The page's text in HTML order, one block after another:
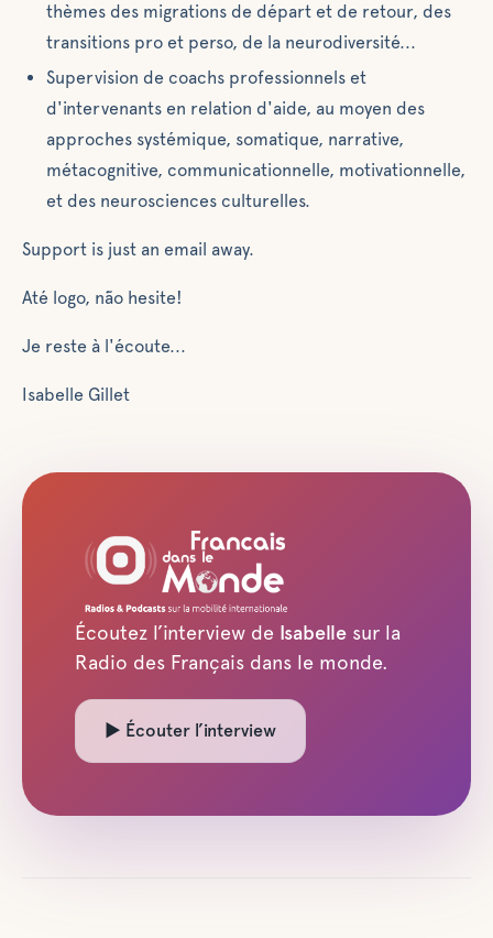
thèmes des migrations de départ et de retour, des
transitions pro et perso, de la neurodiversité...
Supervision de coachs professionnels et
d'intervenants en relation d'aide, au moyen des
approches systémique, somatique, narrative,
métacognitive, communicationnelle, motivationnelle,
et des neurosciences culturelles.
Support is just an email away.
Até logo, não hesite!
Je reste à l'écoute...
Isabelle Gillet
Écoutez l’interview de Isabelle sur la
Radio des Français dans le monde.
▶ Écouter l’interview